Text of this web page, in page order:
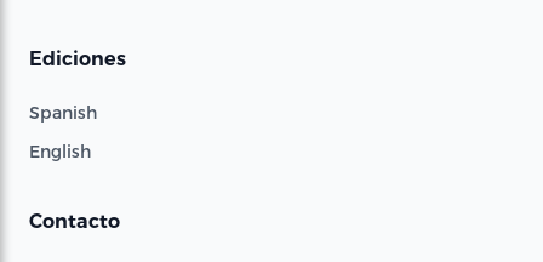
Ediciones
Spanish
English
Contacto